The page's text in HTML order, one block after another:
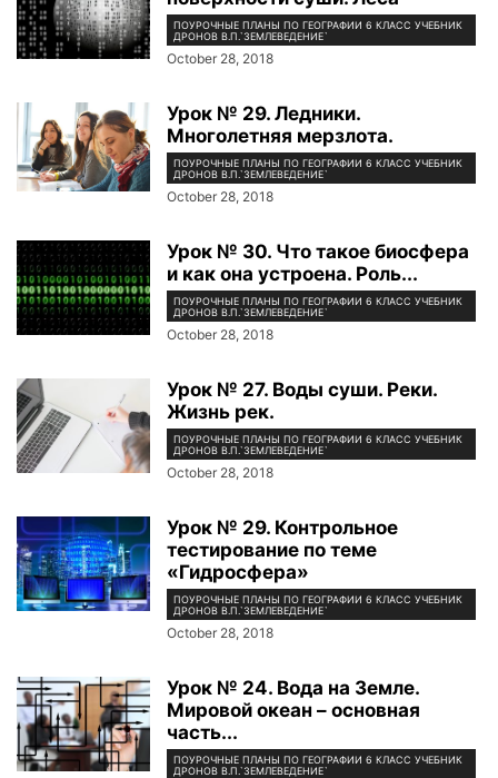
ПОУРОЧНЫЕ ПЛАНЫ ПО ГЕОГРАФИИ 6 КЛАСС УЧЕБНИК
ДРОНОВ В.П.`ЗЕМЛЕВЕДЕНИЕ`
October 28, 2018
Урок № 29. Ледники.
Многолетняя мерзлота.
ПОУРОЧНЫЕ ПЛАНЫ ПО ГЕОГРАФИИ 6 КЛАСС УЧЕБНИК
ДРОНОВ В.П.`ЗЕМЛЕВЕДЕНИЕ`
October 28, 2018
Урок № 30. Что такое биосфера
и как она устроена. Роль...
ПОУРОЧНЫЕ ПЛАНЫ ПО ГЕОГРАФИИ 6 КЛАСС УЧЕБНИК
ДРОНОВ В.П.`ЗЕМЛЕВЕДЕНИЕ`
October 28, 2018
Урок № 27. Воды суши. Реки.
Жизнь рек.
ПОУРОЧНЫЕ ПЛАНЫ ПО ГЕОГРАФИИ 6 КЛАСС УЧЕБНИК
ДРОНОВ В.П.`ЗЕМЛЕВЕДЕНИЕ`
October 28, 2018
Урок № 29. Контрольное
тестирование по теме
«Гидросфера»
ПОУРОЧНЫЕ ПЛАНЫ ПО ГЕОГРАФИИ 6 КЛАСС УЧЕБНИК
ДРОНОВ В.П.`ЗЕМЛЕВЕДЕНИЕ`
October 28, 2018
Урок № 24. Вода на Земле.
Мировой океан – основная
часть...
ПОУРОЧНЫЕ ПЛАНЫ ПО ГЕОГРАФИИ 6 КЛАСС УЧЕБНИК
ДРОНОВ В.П.`ЗЕМЛЕВЕДЕНИЕ`